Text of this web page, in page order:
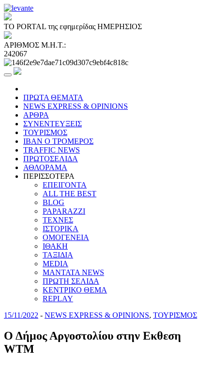
ΤΟ PORTAL της εφημερίδας ΗΜΕΡΗΣΙΟΣ
ΑΡΙΘΜΟΣ Μ.Η.Τ.:
242067
ΠΡΩΤΑ ΘΕΜΑΤΑ
NEWS EXPRESS & OPINIONS
ΑΡΘΡΑ
ΣΥΝΕΝΤΕΥΞΕΙΣ
ΤΟΥΡΙΣΜΟΣ
ΙΒΑΝ Ο ΤΡΟΜΕΡΟΣ
TRAFFIC NEWS
ΠΡΩΤΟΣΕΛΙΔΑ
ΑΘΛΟΡΑΜΑ
ΠΕΡΙΣΣΟΤΕΡΑ
ΕΠΕΙΓΟΝΤΑ
ALL THE BEST
BLOG
PAPARAZZI
ΤΕΧΝΕΣ
ΙΣΤΟΡΙΚΑ
ΟΜΟΓΕΝΕΙΑ
ΙΘΑΚΗ
ΤΑΞΙΔΙΑ
MEDIA
MANTATA NEWS
ΠΡΩΤΗ ΣΕΛΙΔΑ
ΚΕΝΤΡΙΚΟ ΘΕΜΑ
REPLAY
15/11/2022 - NEWS EXPRESS & OPINIONS, ΤΟΥΡΙΣΜΟΣ
Ο Δήμος Αργοστολίου στην Εκθεση
WTM